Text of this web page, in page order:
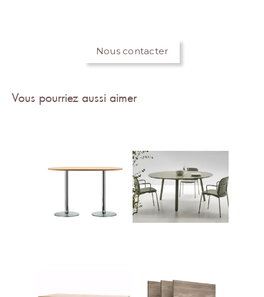
Nous contacter
Vous pourriez aussi aimer